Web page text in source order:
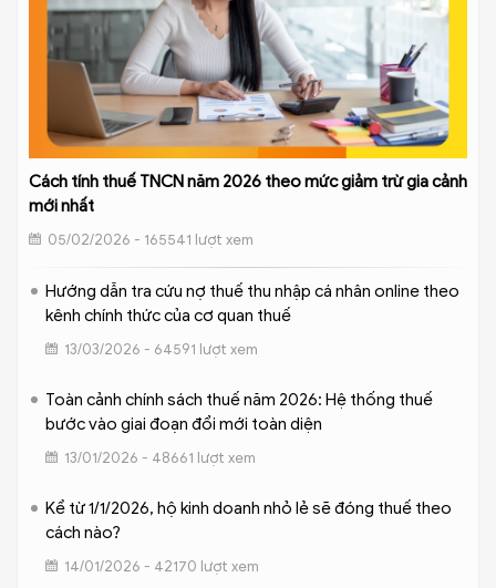
Cách tính thuế TNCN năm 2026 theo mức giảm trừ gia cảnh
mới nhất
05/02/2026 - 165541 lượt xem
Hướng dẫn tra cứu nợ thuế thu nhập cá nhân online theo
kênh chính thức của cơ quan thuế
13/03/2026 - 64591 lượt xem
Toàn cảnh chính sách thuế năm 2026: Hệ thống thuế
bước vào giai đoạn đổi mới toàn diện
13/01/2026 - 48661 lượt xem
Kể từ 1/1/2026, hộ kinh doanh nhỏ lẻ sẽ đóng thuế theo
cách nào?
14/01/2026 - 42170 lượt xem